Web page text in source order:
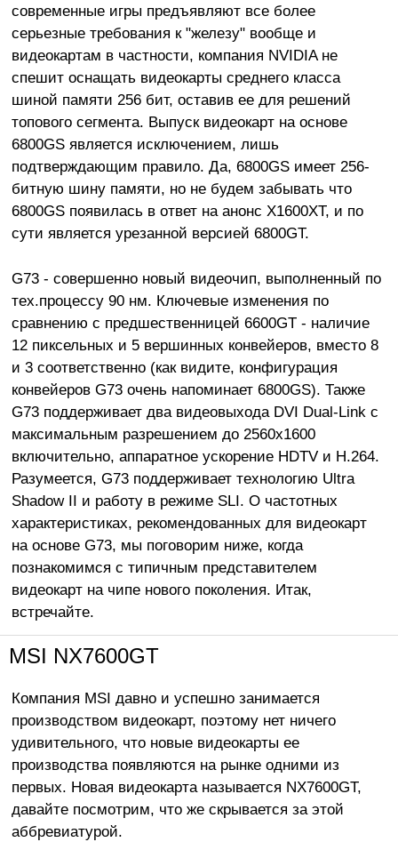
современные игры предъявляют все более
серьезные требования к "железу" вообще и
видеокартам в частности, компания NVIDIA не
спешит оснащать видеокарты среднего класса
шиной памяти 256 бит, оставив ее для решений
топового сегмента. Выпуск видеокарт на основе
6800GS является исключением, лишь
подтверждающим правило. Да, 6800GS имеет 256-
битную шину памяти, но не будем забывать что
6800GS появилась в ответ на анонс X1600XT, и по
сути является урезанной версией 6800GT.
G73 - совершенно новый видеочип, выполненный по
тех.процессу 90 нм. Ключевые изменения по
сравнению с предшественницей 6600GT - наличие
12 пиксельных и 5 вершинных конвейеров, вместо 8
и 3 соответственно (как видите, конфигурация
конвейеров G73 очень напоминает 6800GS). Также
G73 поддерживает два видеовыхода DVI Dual-Link с
максимальным разрешением до 2560х1600
включительно, аппаратное ускорение HDTV и H.264.
Разумеется, G73 поддерживает технологию Ultra
Shadow II и работу в режиме SLI. О частотных
характеристиках, рекомендованных для видеокарт
на основе G73, мы поговорим ниже, когда
познакомимся с типичным представителем
видеокарт на чипе нового поколения. Итак,
встречайте.
MSI NX7600GT
Компания MSI давно и успешно занимается
производством видеокарт, поэтому нет ничего
удивительного, что новые видеокарты ее
производства появляются на рынке одними из
первых. Новая видеокарта называется NX7600GT,
давайте посмотрим, что же скрывается за этой
аббревиатурой.